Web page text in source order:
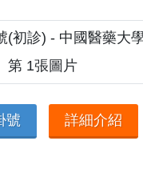
號 詳細介紹